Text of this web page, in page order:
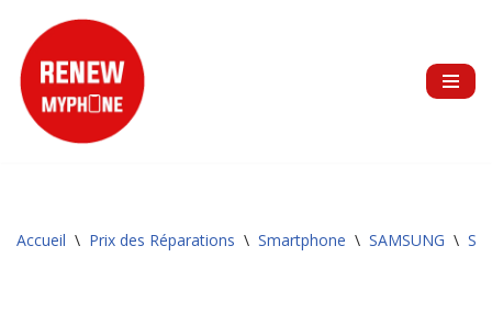
Aller
au
contenu
Accueil \ Prix des Réparations \ Smartphone \ SAMSUNG \